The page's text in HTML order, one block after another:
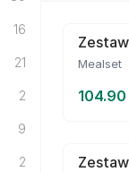
16
21
2
9
2
Mealset
104.90